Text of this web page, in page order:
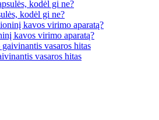
kodėl gi ne?
kavos virimo aparatą?
vasaros hitas